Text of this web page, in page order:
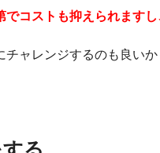
でコストも抑えられます
ャレンジするのも良いか